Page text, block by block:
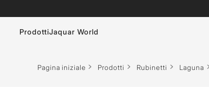
Prodotti
Rubinetti Le spa
Jaquar World
Pagina iniziale Prodotti Rubinetti Laguna